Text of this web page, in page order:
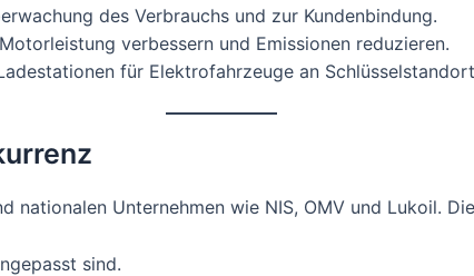
des Verbrauchs und zur Kundenbindung.
verbessern und Emissionen reduzieren.
für Elektrofahrzeuge an
Unternehmen wie NIS, OMV und Lukoil.
sind.